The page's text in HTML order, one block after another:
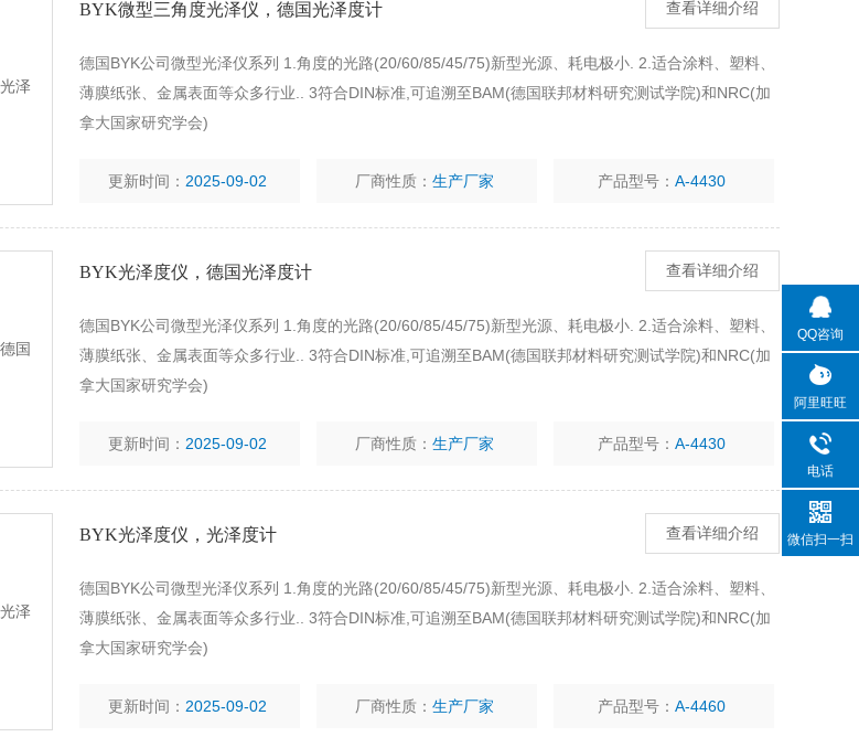
BYK微型三角度光泽仪，德国光泽度计 查看详细介绍
德国BYK公司微型光泽仪系列 1.角度的光路(20/60/85/45/75)新型光源、耗电极小. 2.适合涂料、塑料、
薄膜纸张、金属表面等众多行业.. 3符合DIN标准,可追溯至BAM(德国联邦材料研究测试学院)和NRC(加
拿大国家研究学会)
更新时间： 2025-09-02 厂商性质：生产厂家 产品型号：A-4430
BYK光泽度仪，德国光泽度计 查看详细介绍
德国BYK公司微型光泽仪系列 1.角度的光路(20/60/85/45/75)新型光源、耗电极小. 2.适合涂料、塑料、
薄膜纸张、金属表面等众多行业.. 3符合DIN标准,可追溯至BAM(德国联邦材料研究测试学院)和NRC(加
拿大国家研究学会)
更新时间： 2025-09-02 厂商性质：生产厂家 产品型号：A-4430
BYK光泽度仪，光泽度计 查看详细介绍
德国BYK公司微型光泽仪系列 1.角度的光路(20/60/85/45/75)新型光源、耗电极小. 2.适合涂料、塑料、
薄膜纸张、金属表面等众多行业.. 3符合DIN标准,可追溯至BAM(德国联邦材料研究测试学院)和NRC(加
拿大国家研究学会)
更新时间： 2025-09-02 厂商性质：生产厂家 产品型号：A-4460
QQ咨询
阿里旺旺
电话
微信扫一扫